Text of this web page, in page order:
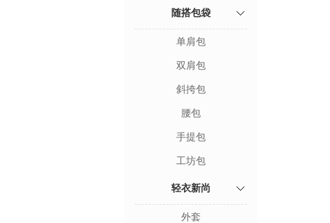
随搭包袋
单肩包
双肩包
斜挎包
腰包
手提包
工坊包
轻衣新尚
外套